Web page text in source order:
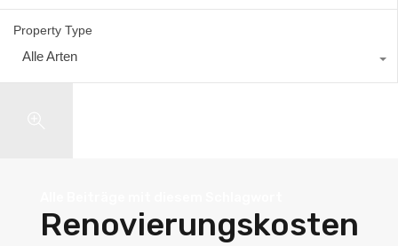
Property Type
Alle Arten
Renovierungskosten